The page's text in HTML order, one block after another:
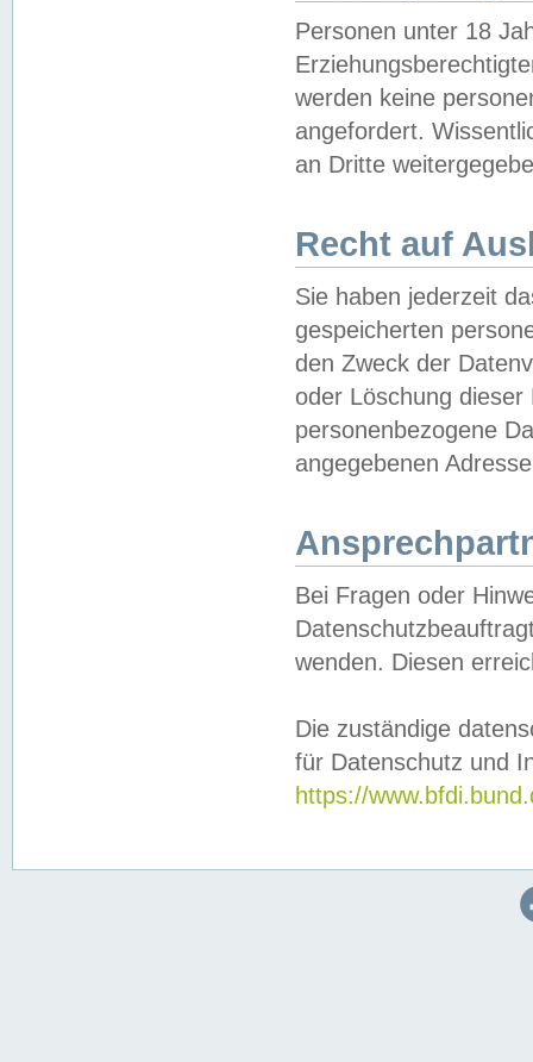
Personen unter 18
werden keine
angefordert.
an Dritte
Recht auf
Sie haben jederzeit
gespeicherten
den Zweck der
oder Löschung
personenbezogene
angegebenen
Bei Fragen oder
wenden. Diesen
Die zuständige
für Datenschutz und
https://